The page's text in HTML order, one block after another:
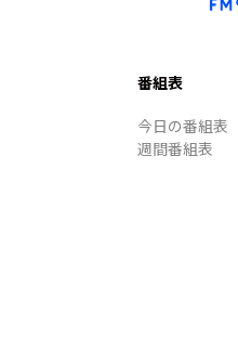
番組表
今日の番組表
週間番組表